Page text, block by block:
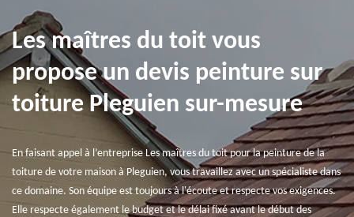
Les maîtres du toit vous
propose un devis peinture sur
toiture Pleguien sur-mesure
En faisant appel à l’entreprise Les maîtres du toit pour la peinture de la
toiture de votre maison à Pleguien, vous travaillez avec un spécialiste dans
ce domaine. Son équipe est toujours à l'écoute et respecte vos exigences.
Elle respecte également le budget et le délai fixé avant le début des